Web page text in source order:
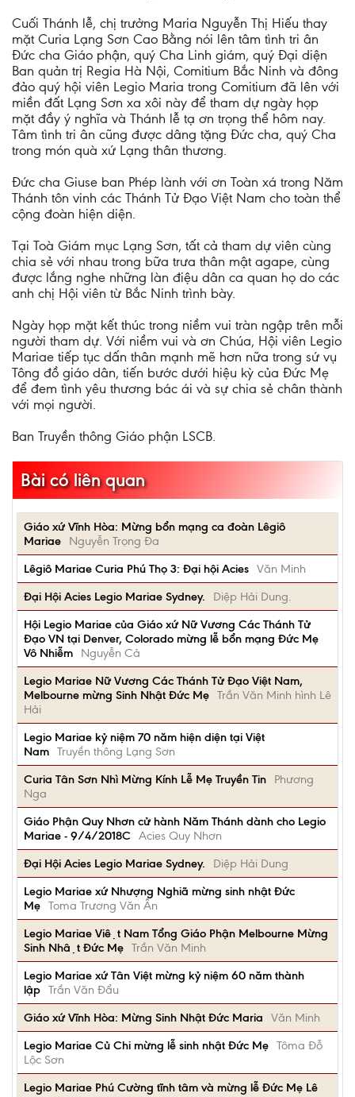
Cuối Thánh lễ, chị trưởng Maria Nguyễn Thị Hiếu thay
mặt Curia Lạng Sơn Cao Bằng nói lên tâm tình tri ân
Đức cha Giáo phận, quý Cha Linh giám, quý Đại diện
Ban quản trị Regia Hà Nội, Comitium Bắc Ninh và đông
đảo quý hội viên Legio Maria trong Comitium đã lên với
miền đất Lạng Sơn xa xôi này để tham dự ngày họp
mặt đầy ý nghĩa và Thánh lễ tạ ơn trọng thể hôm nay.
Tâm tình tri ân cũng được dâng tặng Đức cha, quý Cha
trong món quà xứ Lạng thân thương.
Đức cha Giuse ban Phép lành với ơn Toàn xá trong Năm
Thánh tôn vinh các Thánh Tử Đạo Việt Nam cho toàn thể
cộng đoàn hiện diện.
Tại Toà Giám mục Lạng Sơn, tất cả tham dự viên cùng
chia sẻ với nhau trong bữa trưa thân mật agape, cùng
được lắng nghe những làn điệu dân ca quan họ do các
anh chị Hội viên từ Bắc Ninh trình bày.
Ngày họp mặt kết thúc trong niềm vui tràn ngập trên mỗi
người tham dự. Với niềm vui và ơn Chúa, Hội viên Legio
Mariae tiếp tục dấn thân mạnh mẽ hơn nữa trong sứ vụ
Tông đồ giáo dân, tiến bước dưới hiệu kỳ của Đức Mẹ
để đem tình yêu thương bác ái và sự chia sẻ chân thành
với mọi người.
Ban Truyền thông Giáo phận LSCB.
Bài có liên quan
Giáo xứ Vĩnh Hòa: Mừng bổn mạng ca đoàn Lêgiô
Mariae
Nguyễn Trọng Đa
Lêgiô Mariae Curia Phú Thọ 3: Đại hội Acies Văn Minh
Đại Hội Acies Legio Mariae Sydney.
Diệp Hải Dung.
Hội Legio Mariae của Giáo xứ Nữ Vương Các Thánh Tử
Đạo VN tại Denver, Colorado mừng lễ bổn mạng Đức Mẹ
Vô Nhiễm
Nguyễn Cả
Legio Mariae Nữ Vương Các Thánh Tử Đạo Việt Nam,
Melbourne mừng Sinh Nhật Đức Mẹ Trần Văn Minh hình Lê
Hải
Legio Mariae kỷ niệm 70 năm hiện diện tại Việt
Nam Truyền thông Lạng Sơn
Curia Tân Sơn Nhì Mừng Kính Lễ Mẹ Truyền Tin
Phương
Nga
Giáo Phận Quy Nhơn cử hành Năm Thánh dành cho Legio
Mariae - 9/4/2018C
Acies Quy Nhơn
Đại Hội Acies Legio Mariae Sydney.
Diệp Hải Dung
Legio Mariae xứ Nhượng Nghiã mừng sinh nhật Đức
Mẹ Toma Trương Văn Ân
Legio Mariae Việt Nam Tổng Giáo Phận Melbourne Mừng
Sinh Nhật Đức Mẹ Trần Văn Minh
Legio Mariae xứ Tân Việt mừng kỷ niệm 60 năm thành
lập Trần Văn Đẩu
Giáo xứ Vĩnh Hòa: Mừng Sinh Nhật Đức Maria
Văn Minh
Legio Mariae Củ Chi mừng lễ sinh nhật Đức Mẹ Tôma Đỗ
Lộc Sơn
Legio Mariae Phú Cường tĩnh tâm và mừng lễ Đức Mẹ Lê